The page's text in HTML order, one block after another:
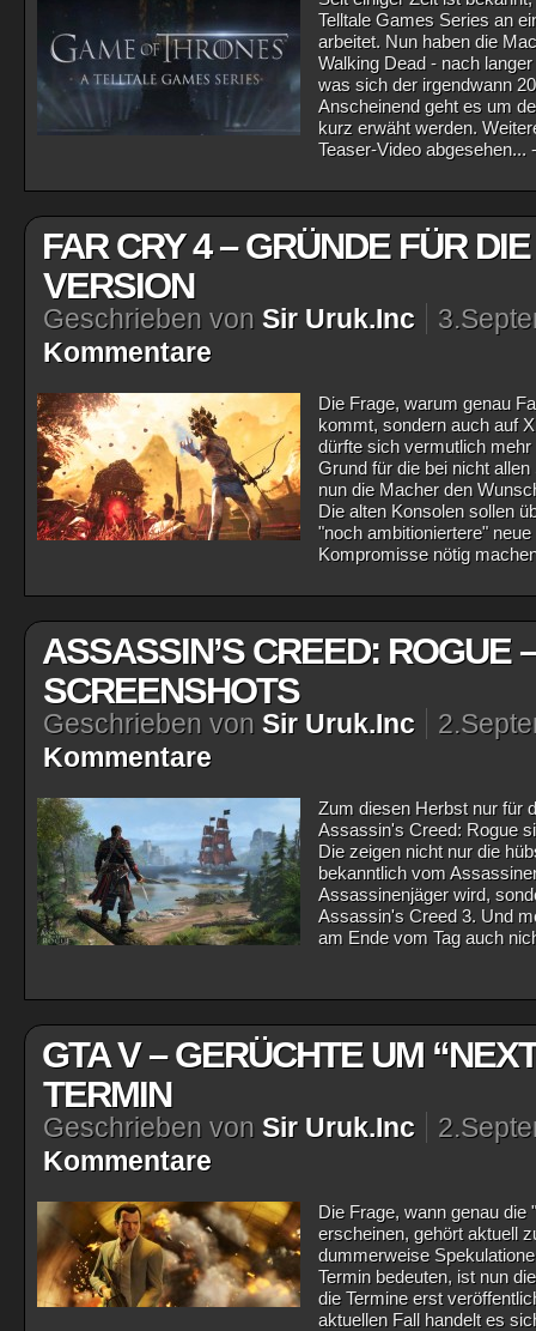
Telltale Games Series an
arbeitet. Nun haben die
Walking Dead - nach
was sich der irgendwann
Anscheinend geht es um
kurz erwäht werden.
Teaser-Video
FAR CRY 4 – GRÜNDE FÜR
VERSION
Geschrieben von Sir Uruk.Inc
Kommentare
Die Frage, warum genau
kommt, sondern auch auf
dürfte sich vermutlich
Grund für die bei nicht
nun die Macher den
Die alten Konsolen sollen
"noch ambitioniertere"
Kompromisse nötig
ASSASSIN’S CREED: ROGUE
SCREENSHOTS
Geschrieben von Sir Uruk.Inc
Kommentare
Zum diesen Herbst nur für
Assassin's Creed: Rogue
Die zeigen nicht nur die
bekanntlich vom
Assassinenjäger wird,
Assassin's Creed 3. Und
am Ende vom Tag auch
GTA V – GERÜCHTE UM
TERMIN
Geschrieben von Sir Uruk.Inc
Kommentare
Die Frage, wann genau
erscheinen, gehört aktuell
dummerweise
Termin bedeuten, ist nun
die Termine erst
aktuellen Fall handelt es